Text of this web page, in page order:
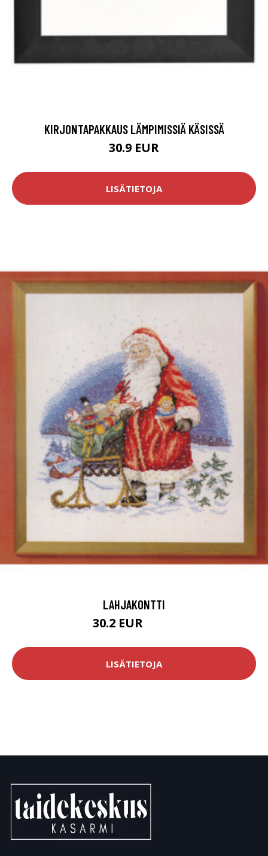
KIRJONTAPAKKAUS LÄMPIMISSIÄ KÄSISSÄ
30.9 EUR
LISÄTIETOJA
LAHJAKONTTI
30.2 EUR
LISÄTIETOJA